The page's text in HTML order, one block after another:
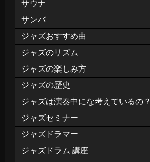
サウナ
サンバ
ジャズおすすめ曲
ジャズのリズム
ジャズの楽しみ方
ジャズの歴史
ジャズは演奏中にな考えているの？
ジャズセミナー
ジャズドラマー
ジャズドラム 講座